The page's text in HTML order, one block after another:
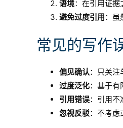
语境：在引用证据
避免过度引用：虽
常见的写作
偏见确认：只关注
过度泛化：基于有
引用错误：引用不
忽视反驳：不考虑